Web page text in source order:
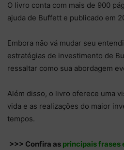
O livro conta com mais de 900
ajuda de Buffett e publicado em
Embora não vá mudar seu
estratégias de investimento de
ressaltar como sua abordagem
Além disso, o livro oferece uma
vida e as realizações do maior
tempos.
>>> Confira as principais frases